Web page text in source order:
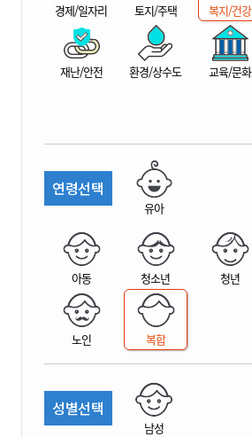
산
경제/일자리 토지/주택 복지/건강
재난/안전 환경/상수도 교육/문화
연령선택
유아
아동 청소년 청년
노인 복합
성별선택
남성